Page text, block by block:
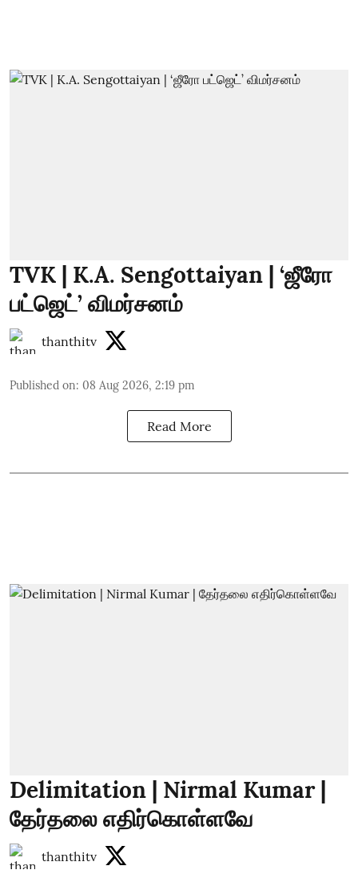
TVK | K.A. Sengottaiyan | ‘ஜீரோ
பட்ஜெட்’ விமர்சனம்
thanthitv
Published on: 08 Aug 2026, 2:19 pm
Read More
Delimitation | Nirmal Kumar |
தேர்தலை எதிர்கொள்ளவே
thanthitv